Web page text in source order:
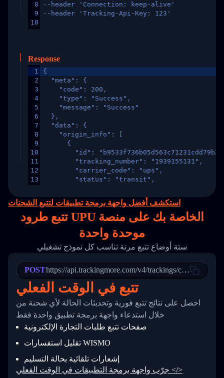
8
9
10
--header 'Connection: keep-alive'
--header 'Tracking-Api-Key: 123'
Response
1
2
3
4
5
6
7
8
9
10
11
12
13
15
16
17
18
21
22
23
24
25
27
28
29
30
31
33
34
{
  "meta": {
    "code": 200,
    "type": "Success",
    "message": "Success"
  },
  "data": {
    "origin_info": [
      {
"id":
        "tracking_number": "1939155131",
        "carrier_code": "ups",
        "status": "transit",
"destination_country": "United
        "itemTimeLength": 2,
        "weblink": "",
        "phone": null,
        "trackinfo": [
          {
            "Date": "2017-03-08 04: 22: 00",
"StatusDescription": "Departed
"Details": "Departed Facility
          },
          {
            "Date": "2017-03-06 15:28:00",
"StatusDescription": "Shipment
"Details": "BEIJING-
          }
        ]
      }
  }
}
استكشف أفضل واجهة برمجة تطبيقات لتتبع الشحنات
تتبع طرود UPU الخاصة بك على منصة
موحدة واحدة
ستة أوضاع تتبع مرنة تناسب كل نموذج تشغيلي
POSThttps://api.trackingmore.com/v4/trackings/create
تتبع في الوقت الفعلي
احصل على نتائج تتبع فورية وتحديثات الحالة لأي شحنة من
خلال استدعاء واجهة برمجة تطبيق واحدة فقط
صفحات تتبع طلبات التجارة الإلكترونية
تقليل استفسارات WISMO
إشعارات تلقائية بحالة التسليم
جرّب واجهة برمجة التطبيقات في الوقت الفعلي </>